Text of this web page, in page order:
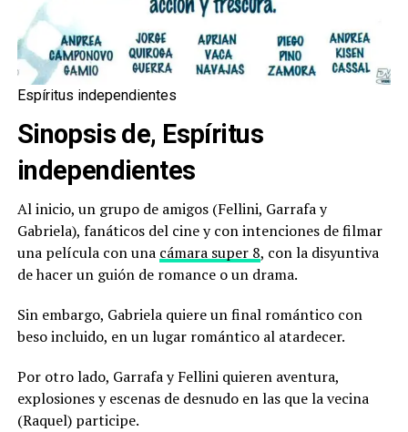
Espíritus independientes
Sinopsis de, Espíritus
independientes
Al inicio, un grupo de amigos (Fellini, Garrafa y
Gabriela), fanáticos del cine y con intenciones de filmar
una película con una cámara super 8, con la disyuntiva
de hacer un guión de romance o un drama.
Sin embargo, Gabriela quiere un final romántico con
beso incluido, en un lugar romántico al atardecer.
Por otro lado, Garrafa y Fellini quieren aventura,
explosiones y escenas de desnudo en las que la vecina
(Raquel) participe.